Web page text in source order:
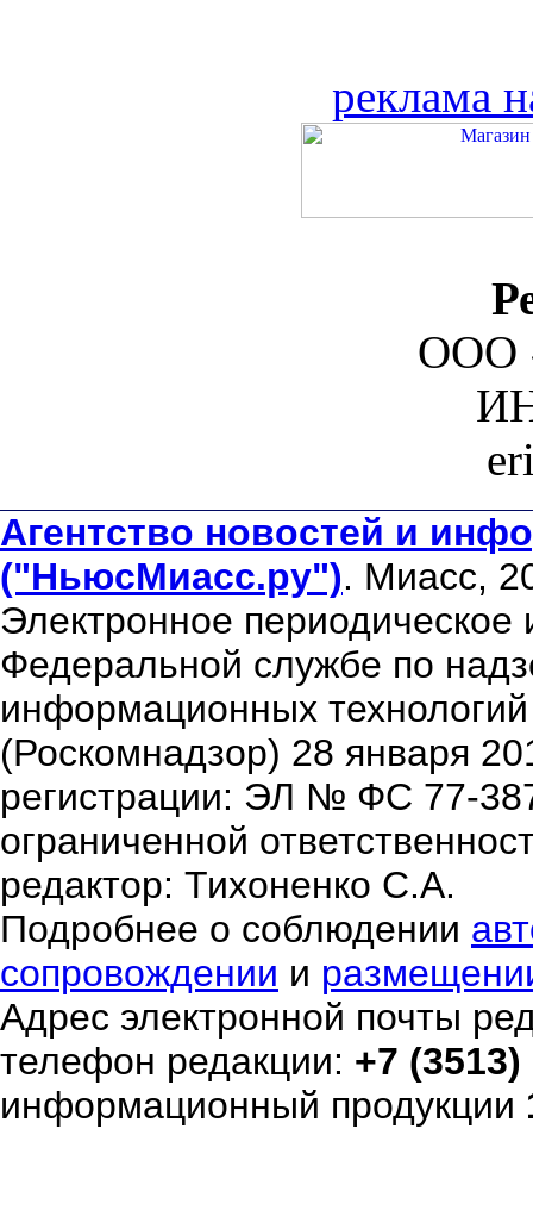
реклама
ООО
Агентство новостей и
("НьюсМиасс.ру"). Миасс,
Электронное периодическое
Федеральной службе по
информационных
(Роскомнадзор) 28 января
регистрации: ЭЛ № ФС 77-
ограниченной
редактор: Тихоненко С.А.
Подробнее о соблюдении
сопровождении и
Адрес электронной почты
телефон редакции: +7
информационный продукции